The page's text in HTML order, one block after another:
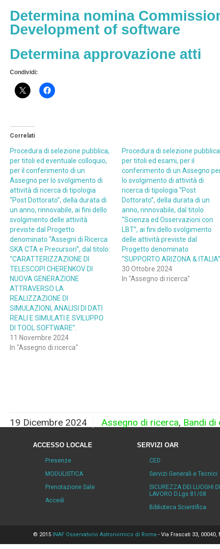
Determina nomina
Development of software
Determina approvazione atti
Condividi:
Correlati
Procedura di selezione pubblica,
per titoli ed eventuale colloquio,
per il conferimento di un
Assegno per lo svolgimento di
attività di ricerca di tipologia
“Post Dottorato”, della durata di
un anno, rinnovabile, ai fini dello
svolgimento delle attività
previste dal Progetto
denominato “Assegni di Ricerca
SKA CTA e Precursori”, dal titolo:
“CARATTERIZZAZIONE DI
TELESCOPI CHERENKOV DI
NUOVA GENERAZIONE
ATTRAVERSO LA
REALIZZAZIONE DI
SIMULAZIONI, ANALISI DI DATI
REALI E SIMULATI E SVILUPPO
DI TOOL SOFTWARE”.
11 Novembre 2024
In "Assegno di ricerca"
Procedura di selezione
per titoli ed esami, per il
conferimento di un Assegno
lo svolgimento di attività di
ricerca di tipologia “Post
Dottorato”, della durata di un
anno, rinnovabile, dal titolo
“Scienza ed Osservazioni con
LBT”, ai fini dello svolgimento
delle attività previste dal
Progetto denominato
“SUPPORTO ARIZONA &
30 Ottobre 2024
In "Assegno di ricerca"
19 Dicembre 2024 Assegno di ricerca, Bandi
ACCESSO LOCALE
Presenze
MODULISTICA
Prenotazione Sale
Accedi
SERVIZI OAR
CED
Servizi Generali e Tecnici
SICUREZZA DEI LUOGHI DI
LAVORO D.Lgs 81/08
Biblioteca Scientifica
© 2015 INAF Osservatorio Astronomico di Roma - Via Frascati 33,